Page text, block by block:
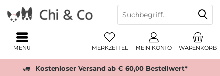
Kostenloser Versand ab € 60,00 Bestellwert*
MENÜ WARENKORB
MERKZETTEL MEIN KONTO